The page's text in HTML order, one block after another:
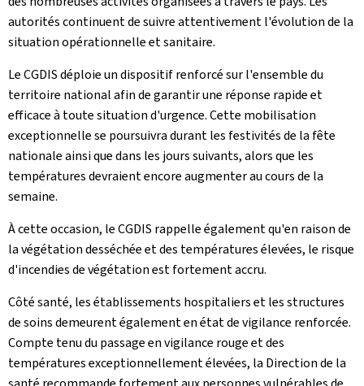
autorités continuent de suivre attentivement l'évolution de la
situation opérationnelle et sanitaire.
Le CGDIS déploie un dispositif renforcé sur l'ensemble du
territoire national afin de garantir une réponse rapide et
efficace à toute situation d'urgence. Cette mobilisation
exceptionnelle se poursuivra durant les festivités de la fête
nationale ainsi que dans les jours suivants, alors que les
températures devraient encore augmenter au cours de la
semaine.
À cette occasion, le CGDIS rappelle également qu'en raison de
la végétation desséchée et des températures élevées, le risque
d'incendies de végétation est fortement accru.
Côté santé, les établissements hospitaliers et les structures
de soins demeurent également en état de vigilance renforcée.
Compte tenu du passage en vigilance rouge et des
températures exceptionnellement élevées, la Direction de la